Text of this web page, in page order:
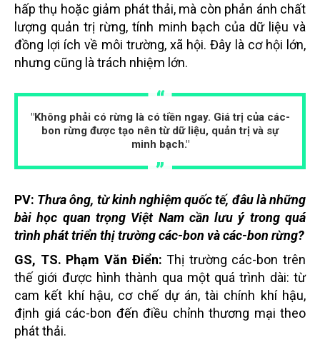
hấp thụ hoặc giảm phát thải, mà còn phản ánh chất
lượng quản trị rừng, tính minh bạch của dữ liệu và
đồng lợi ích về môi trường, xã hội. Đây là cơ hội lớn,
nhưng cũng là trách nhiệm lớn.
"Không phải có rừng là có tiền ngay. Giá trị của các-
bon rừng được tạo nên từ dữ liệu, quản trị và sự
minh bạch."
PV: Thưa ông, từ kinh nghiệm quốc tế, đâu là những
bài học quan trọng Việt Nam cần lưu ý trong quá
trình phát triển thị trường các-bon và các-bon rừng?
GS, TS. Phạm Văn Điển: Thị trường các-bon trên
thế giới được hình thành qua một quá trình dài: từ
cam kết khí hậu, cơ chế dự án, tài chính khí hậu,
định giá các-bon đến điều chỉnh thương mại theo
phát thải.